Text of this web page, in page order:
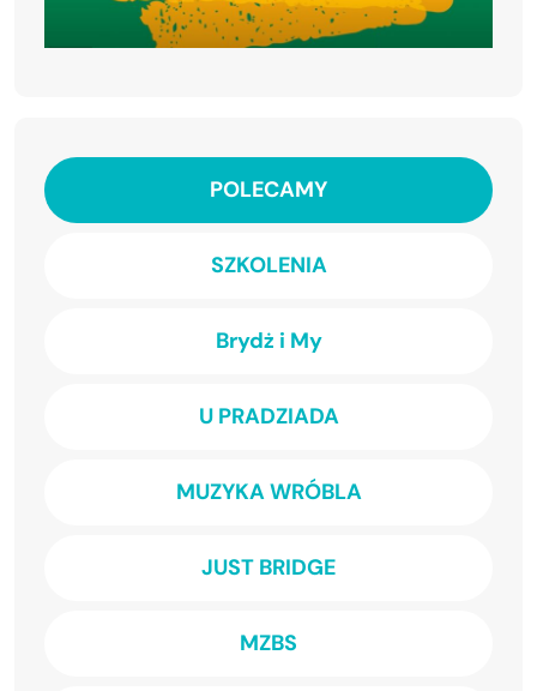
POLECAMY
SZKOLENIA
Brydż i My
U PRADZIADA
MUZYKA WRÓBLA
JUST BRIDGE
MZBS